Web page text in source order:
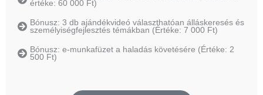
értéke: 60 000 Ft)
Bónusz: 3 db ajándékvideó választhatóan álláskeresés és
személyiségfejlesztés témákban (Értéke: 7 000 Ft)
Bónusz: e-munkafüzet a haladás követésére (Értéke: 2
500 Ft)